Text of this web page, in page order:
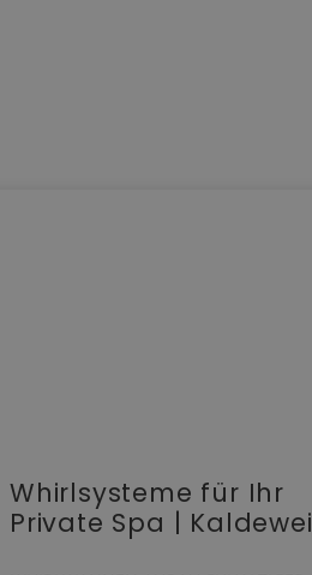
Whirlsysteme für Ihr
Private Spa | Kaldewei